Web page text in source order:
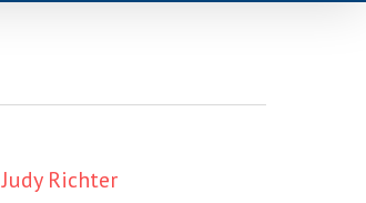
Judy Richter